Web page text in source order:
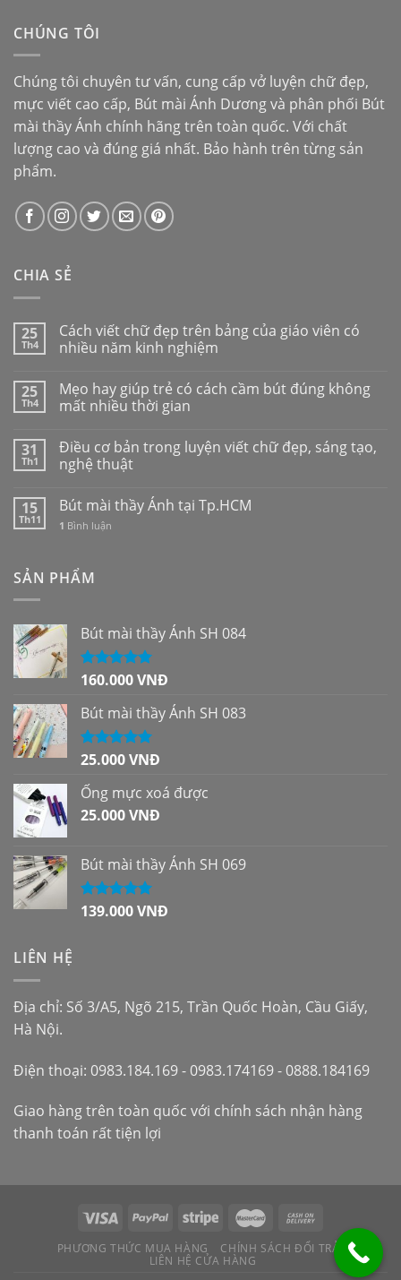
CHÚNG TÔI
Chúng tôi chuyên tư vấn, cung cấp vở luyện chữ đẹp,
mực viết cao cấp, Bút mài Ánh Dươngvà phân phối Bút
mài thầy Ánh chính hãng trên toàn quốc. Với chất
lượng cao và đúng giá nhất. Bảo hành trên từng sản
phẩm.
CHIA SẺ
25
Th4
Cách viết chữ đẹp trên bảng của giáo viên có
nhiều năm kinh nghiệm
25
Th4
Mẹo hay giúp trẻ có cách cầm bút đúng không
mất nhiều thời gian
31
Th1
Điều cơ bản trong luyện viết chữ đẹp, sáng tạo,
nghệ thuật
15
Th11
Bút mài thầy Ánh tại Tp.HCM
1 Bình luận
SẢN PHẨM
Bút mài thầy Ánh SH 084
Được xếp
sao
160.000VNĐ
Bút mài thầy Ánh SH 083
Được xếp
sao
25.000VNĐ
Ống mực xoá được
25.000VNĐ
Bút mài thầy Ánh SH 069
Được xếp
139.000VNĐ
LIÊN HỆ
Địa chỉ: Số 3/A5, Ngõ 215, Trần Quốc Hoàn, Cầu Giấy,
Hà Nội.
Điện thoại: 0983.184.169 - 0983.174169 - 0888.184169
Giao hàng trên toàn quốc với chính sách nhận hàng
thanh toán rất tiện lợi
PHƯƠNG THỨC MUA HÀNG
CHÍNH SÁCH ĐỔI TRẢ
LIÊN HỆ CỬA HÀNG